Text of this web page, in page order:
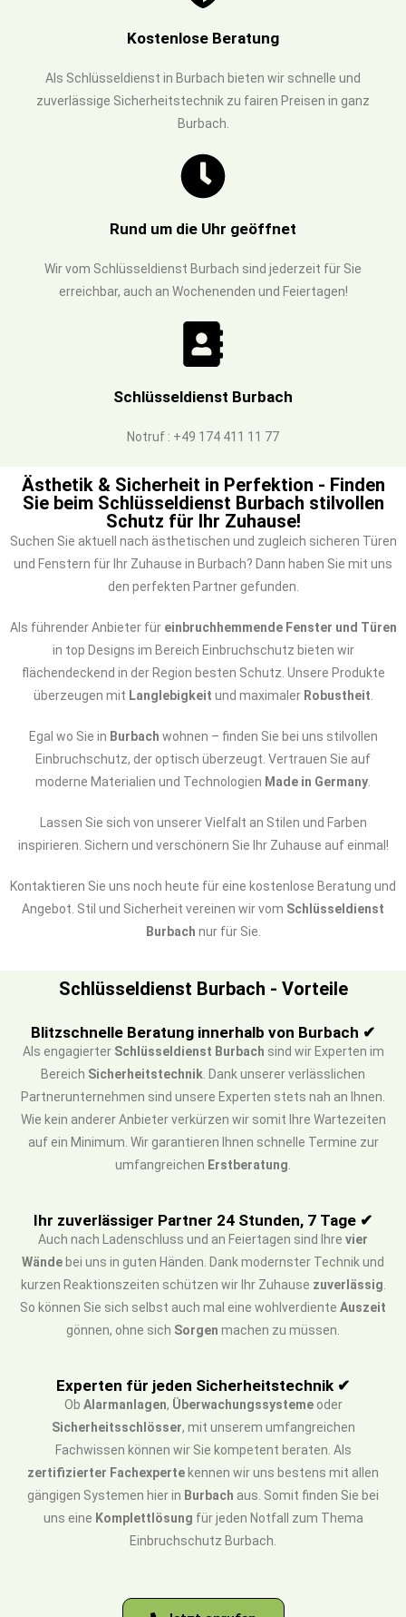
Kostenlose Beratung
Als Schlüsseldienst in Burbach bieten wir schnelle und
zuverlässige Sicherheitstechnik zu fairen Preisen in ganz
Burbach.
Rund um die Uhr geöffnet
Wir vom Schlüsseldienst Burbach sind jederzeit für Sie
erreichbar, auch an Wochenenden und Feiertagen!
Schlüsseldienst Burbach
Notruf : +49 174 411 11 77
Ästhetik & Sicherheit in Perfektion - Finden
Sie beim Schlüsseldienst Burbach stilvollen
Schutz für Ihr Zuhause!
Suchen Sie aktuell nach ästhetischen und zugleich sicheren Türen
und Fenstern für Ihr Zuhause in Burbach? Dann haben Sie mit uns
den perfekten Partner gefunden.
Als führender Anbieter für einbruchhemmende Fenster und Türen
in top Designs im Bereich Einbruchschutz bieten wir
flächendeckend in der Region besten Schutz. Unsere Produkte
überzeugen mit Langlebigkeit und maximaler Robustheit
Egal wo Sie in Burbach wohnen – finden Sie bei uns stilvollen
Einbruchschutz, der optisch überzeugt. Vertrauen Sie auf
moderne Materialien und Technologien Made in Germany
Lassen Sie sich von unserer Vielfalt an Stilen und Farben
inspirieren. Sichern und verschönern Sie Ihr Zuhause auf einmal!
Kontaktieren Sie uns noch heute für eine kostenlose Beratung und
Angebot. Stil und Sicherheit vereinen wir vom Schlüsseldienst
Burbach nur für Sie.
Schlüsseldienst Burbach - Vorteile
Blitzschnelle Beratung innerhalb von Burbach ✔
Als engagierter Schlüsseldienst Burbach sind wir Experten im
Bereich Sicherheitstechnik . Dank unserer verlässlichen
Partnerunternehmen sind unsere Experten stets nah an Ihnen.
Wie kein anderer Anbieter verkürzen wir somit Ihre Wartezeiten
auf ein Minimum. Wir garantieren Ihnen schnelle Termine zur
umfangreichen Erstberatung
Ihr zuverlässiger Partner 24 Stunden, 7 Tage ✔
Auch nach Ladenschluss und an Feiertagen sind Ihre vier
Wände bei uns in guten Händen. Dank modernster Technik und
kurzen Reaktionszeiten schützen wir Ihr Zuhause zuverlässig
So können Sie sich selbst auch mal eine wohlverdiente Auszeit
gönnen, ohne sich Sorgen machen zu müssen.
Experten für jeden Sicherheitstechnik ✔
Ob Alarmanlagen, Überwachungssystemeoder
Sicherheitsschlösser, mit unserem umfangreichen
Fachwissen können wir Sie kompetent beraten. Als
zertifizierter Fachexperte kennen wir uns bestens mit allen
gängigen Systemen hier in Burbach aus. Somit finden Sie bei
uns eine Komplettlösung für jeden Notfall zum Thema
Einbruchschutz Burbach.